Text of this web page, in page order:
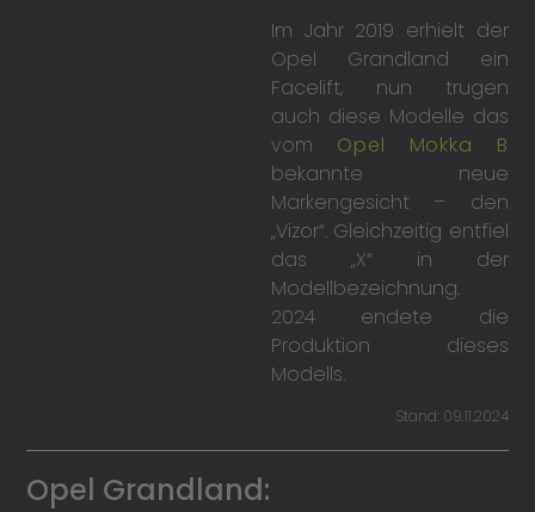
Im Jahr 2019 erhielt der
Opel Grandland ein
Facelift, nun trugen
auch diese Modelle das
vom Opel Mokka B
bekannte neue
Markengesicht – den
„Vizor“. Gleichzeitig entfiel
das „X“ in der
Modellbezeichnung.
2024 endete die
Produktion dieses
Modells.
Stand: 09.11.2024
Opel Grandland: